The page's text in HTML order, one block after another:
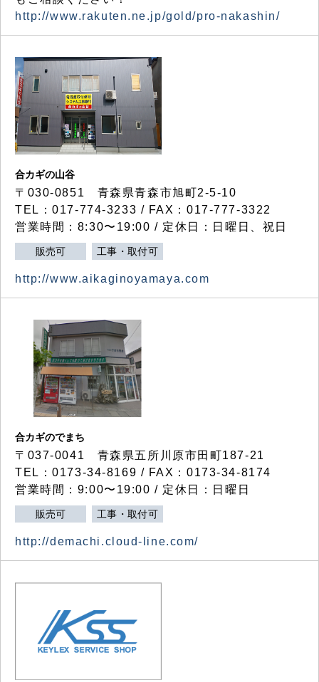
http://www.rakuten.ne.jp/gold/pro-nakashin/
合カギの山谷
〒030-0851 青森県青森市旭町2-5-10
TEL：017-774-3233 / FAX：017-777-3322
営業時間：8:30〜19:00 / 定休日：日曜日、祝日
販売可 工事・取付可
http://www.aikaginoyamaya.com
合カギのでまち
〒037-0041 青森県五所川原市田町187-21
TEL：0173-34-8169 / FAX：0173-34-8174
営業時間：9:00〜19:00 / 定休日：日曜日
販売可 工事・取付可
http://demachi.cloud-line.com/